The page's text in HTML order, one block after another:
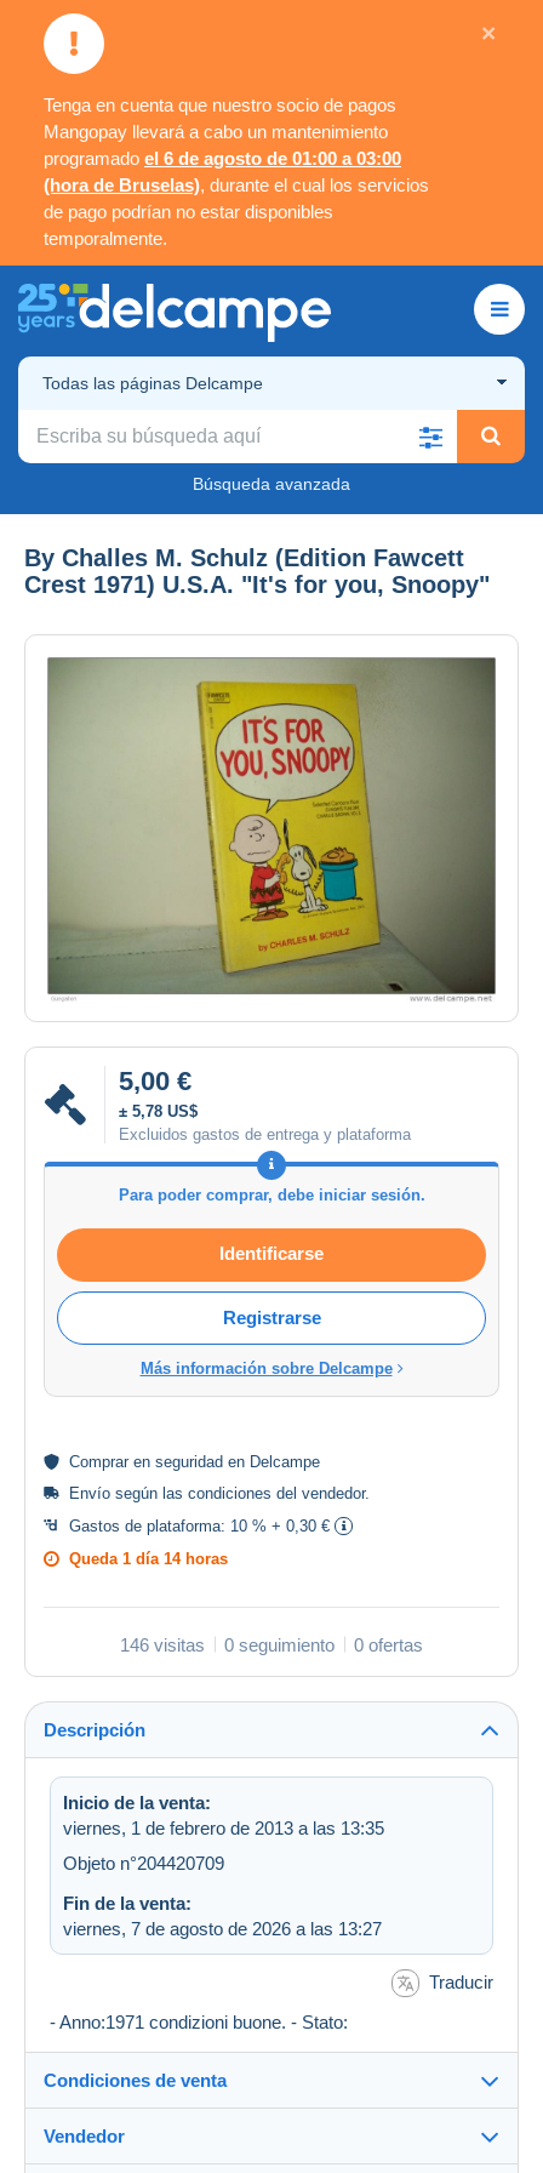
Tenga en cuenta que nuestro socio de pagos
Mangopay llevará a cabo un mantenimiento
programado el 6 de agosto de 01:00 a 03:00
(hora de Bruselas), durante el cual los servicios
de pago podrían no estar disponibles
temporalmente.
×
Todas las páginas Delcampe
Búsqueda avanzada
By Challes M. Schulz (Edition Fawcett
Crest 1971) U.S.A. "It's for you, Snoopy"
5,00 €
± 5,78 US$
Excluidos gastos de entrega y plataforma
Para poder comprar, debe iniciar sesión.
Identificarse
Registrarse
Más información sobre Delcampe
Comprar en seguridad en Delcampe
Envío según las condiciones del vendedor.
Gastos de plataforma: 10 % + 0,30 €
Queda 1 día 14 horas
146 visitas 0 seguimiento 0 ofertas
Descripción
Inicio de la venta:
viernes, 1 de febrero de 2013 a las 13:35
Objeto n°204420709
Fin de la venta:
viernes, 7 de agosto de 2026 a las 13:27
Traducir
- Anno:1971 condizioni buone. - Stato:
Condiciones de venta
Destino:
Vendedor